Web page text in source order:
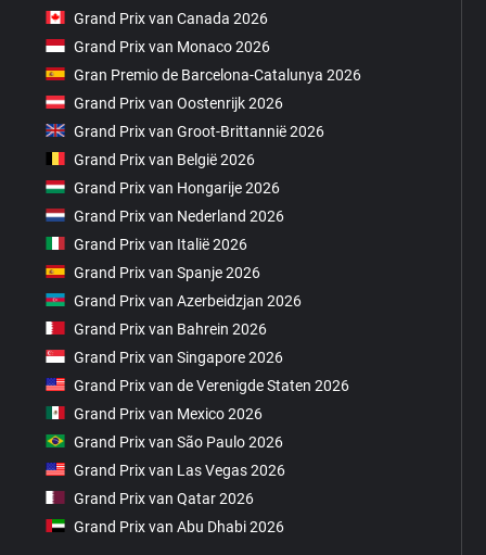
Grand Prix van Canada 2026
Grand Prix van Monaco 2026
Gran Premio de Barcelona-Catalunya 2026
Grand Prix van Oostenrijk 2026
Grand Prix van Groot-Brittannië 2026
Grand Prix van België 2026
Grand Prix van Hongarije 2026
Grand Prix van Nederland 2026
Grand Prix van Italië 2026
Grand Prix van Spanje 2026
Grand Prix van Azerbeidzjan 2026
Grand Prix van Bahrein 2026
Grand Prix van Singapore 2026
Grand Prix van de Verenigde Staten 2026
Grand Prix van Mexico 2026
Grand Prix van São Paulo 2026
Grand Prix van Las Vegas 2026
Grand Prix van Qatar 2026
Grand Prix van Abu Dhabi 2026